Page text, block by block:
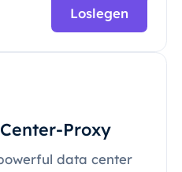
Loslegen
Proxy
data center